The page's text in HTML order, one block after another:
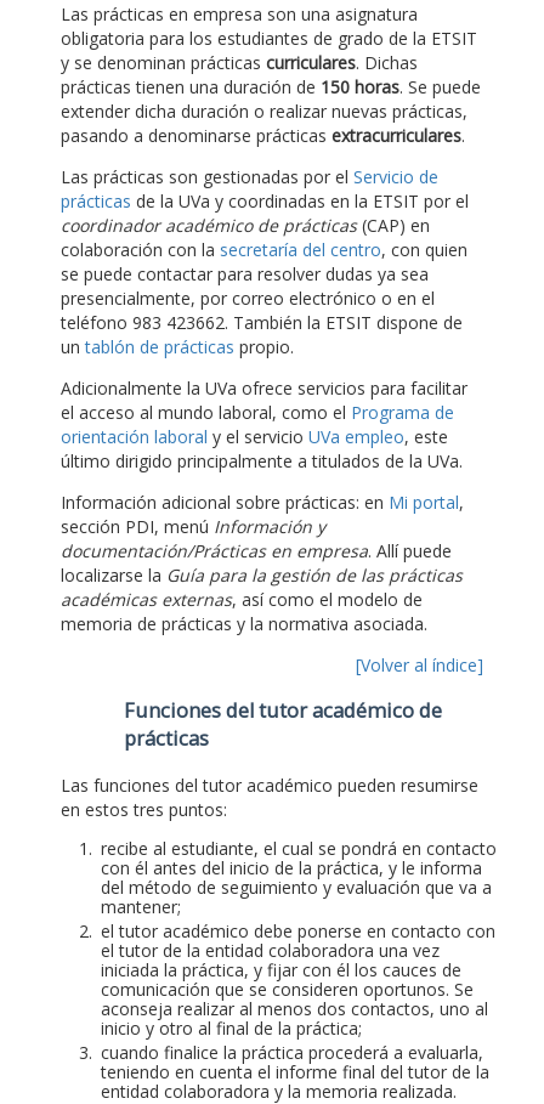
Las prácticas en empresa son una asignatura
obligatoria para los estudiantes de grado de la ETSIT
y se denominan prácticas curriculares. Dichas
prácticas tienen una duración de 150 horas. Se puede
extender dicha duración o realizar nuevas prácticas,
pasando a denominarse prácticas extracurriculares.
Las prácticas son gestionadas por el Servicio de
prácticas de la UVa y coordinadas en la ETSIT por el
coordinador académico de prácticas(CAP) en
colaboración con la secretaría del centro, con quien
se puede contactar para resolver dudas ya sea
presencialmente, por correo electrónico o en el
teléfono 983 423662. También la ETSIT dispone de
untablón de prácticas propio.
Adicionalmente la UVa ofrece servicios para facilitar
el acceso al mundo laboral, como el Programa de
orientación laboral y el servicio UVa empleo, este
último dirigido principalmente a titulados de la UVa.
Información adicional sobre prácticas: en Mi portal,
sección PDI, menú Información y
documentación/Prácticas en empresa. Allí puede
localizarse la Guía para la gestión de las prácticas
académicas externas, así como el modelo de
memoria de prácticas y la normativa asociada.
[Volver al índice]
Funciones del tutor académico de
prácticas
Las funciones del tutor académico pueden resumirse
en estos tres puntos:
recibe al estudiante, el cual se pondrá en contacto
con él antes del inicio de la práctica, y le informa
del método de seguimiento y evaluación que va a
mantener;
el tutor académico debe ponerse en contacto con
el tutor de la entidad colaboradora una vez
iniciada la práctica, y fijar con él los cauces de
comunicación que se consideren oportunos. Se
aconseja realizar al menos dos contactos, uno al
inicio y otro al final de la práctica;
cuando finalice la práctica procederá a evaluarla,
teniendo en cuenta el informe final del tutor de la
entidad colaboradora y la memoria realizada.